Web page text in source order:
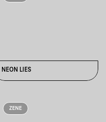
NEON LIES
ZENE